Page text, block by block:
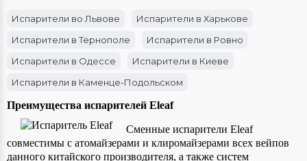
Испарители во Львове
Испарители в Харькове
Испарители в Тернополе
Испарители в Ровно
Испарители в Одессе
Испарители в Киеве
Испарители в Каменце-Подольском
Испарители в Ивано-Франковске
Преимущества испарителей Eleaf
Сменные испарители Eleaf
совместимы с атомайзерами и клиромайзерами всех вейпов
данного китайского производителя, а также систем